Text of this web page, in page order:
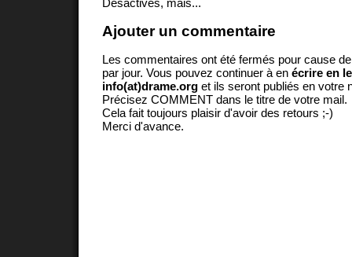
Désactivés, mais...
Ajouter un commentaire
Les commentaires ont été fermés pour cause
par jour. Vous pouvez continuer à en écrire en
info(at)drame.org et ils seront publiés en votre
Précisez COMMENT dans le titre de votre mail.
Cela fait toujours plaisir d'avoir des retours ;-)
Merci d'avance.